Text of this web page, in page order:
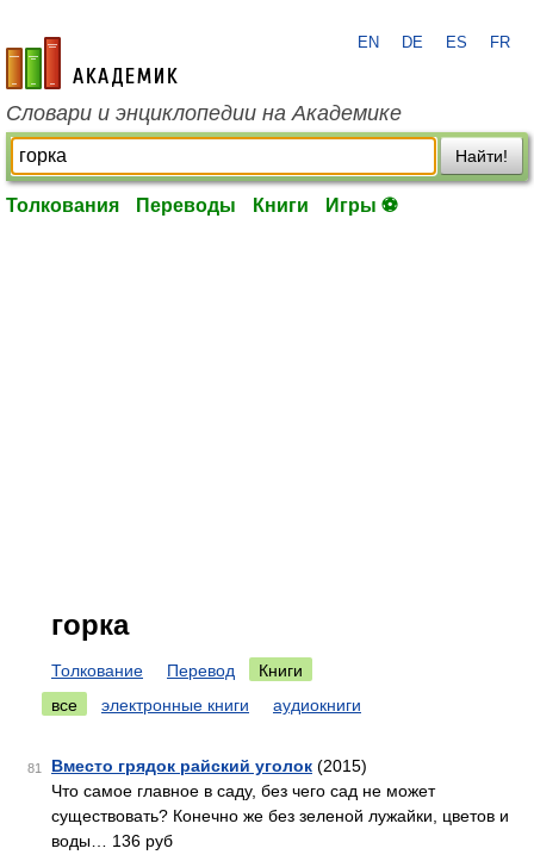
academic.ru
EN DE ES FR
Словари и энциклопедии на Академике
Найти!
Толкования Переводы Книги Игры ⚽
горка
Толкование Перевод
Книги
все
электронные книги аудиокниги
81 Вместо грядок райский уголок (2015)
Что самое главное в саду, без чего сад не может
существовать? Конечно же без зеленой лужайки, цветов и
воды… 136 руб